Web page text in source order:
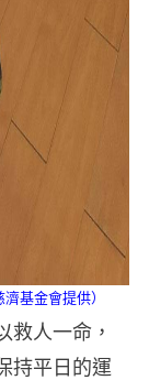
基金會提供）
救人一命，
持平日的運